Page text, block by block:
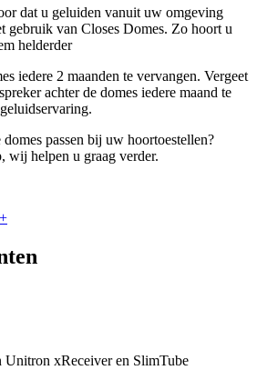
dat u geluiden vanuit uw omgeving
gebruik van Closes Domes. Zo hoort u
helderder
iedere 2 maanden te vervangen. Vergeet
achter de domes iedere maand te
passen bij uw hoortoestellen?
wij helpen u graag verder.
+
Unitron xReceiver en SlimTube